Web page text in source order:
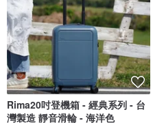
Rima20吋登機箱 - 經典系列 - 台
灣製造 靜音滑輪 - 海洋色